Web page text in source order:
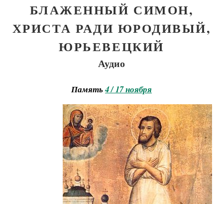
БЛАЖЕННЫЙ СИМОН,
ХРИСТА РАДИ ЮРОДИВЫЙ,
ЮРЬЕВЕЦКИЙ
Аудио
Память4 / 17 ноября